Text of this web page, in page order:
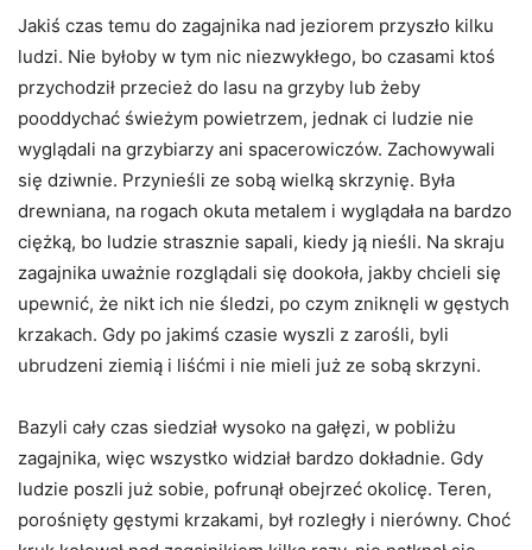
Jakiś czas temu do zagajnika nad jeziorem przyszło kilku
ludzi. Nie byłoby w tym nic niezwykłego, bo czasami ktoś
przychodził przecież do lasu na grzyby lub żeby
pooddychać świeżym powietrzem, jednak ci ludzie nie
wyglądali na grzybiarzy ani spacerowiczów. Zachowywali
się dziwnie. Przynieśli ze sobą wielką skrzynię. Była
drewniana, na rogach okuta metalem i wyglądała na bardzo
ciężką, bo ludzie strasznie sapali, kiedy ją nieśli. Na skraju
zagajnika uważnie rozglądali się dookoła, jakby chcieli się
upewnić, że nikt ich nie śledzi, po czym zniknęli w gęstych
krzakach. Gdy po jakimś czasie wyszli z zarośli, byli
ubrudzeni ziemią i liśćmi i nie mieli już ze sobą skrzyni.
Bazyli cały czas siedział wysoko na gałęzi, w pobliżu
zagajnika, więc wszystko widział bardzo dokładnie. Gdy
ludzie poszli już sobie, pofrunął obejrzeć okolicę. Teren,
porośnięty gęstymi krzakami, był rozległy i nierówny. Choć